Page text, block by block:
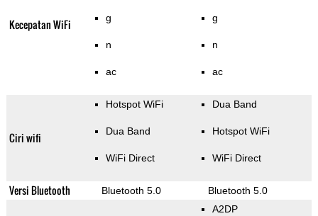
Kecepatan WiFi g
n
ac
g
n
ac
Ciri wifi
Hotspot WiFi
Dua Band
WiFi Direct
Dua Band
Hotspot WiFi
WiFi Direct
Versi Bluetooth Bluetooth 5.0 Bluetooth 5.0
A2DP